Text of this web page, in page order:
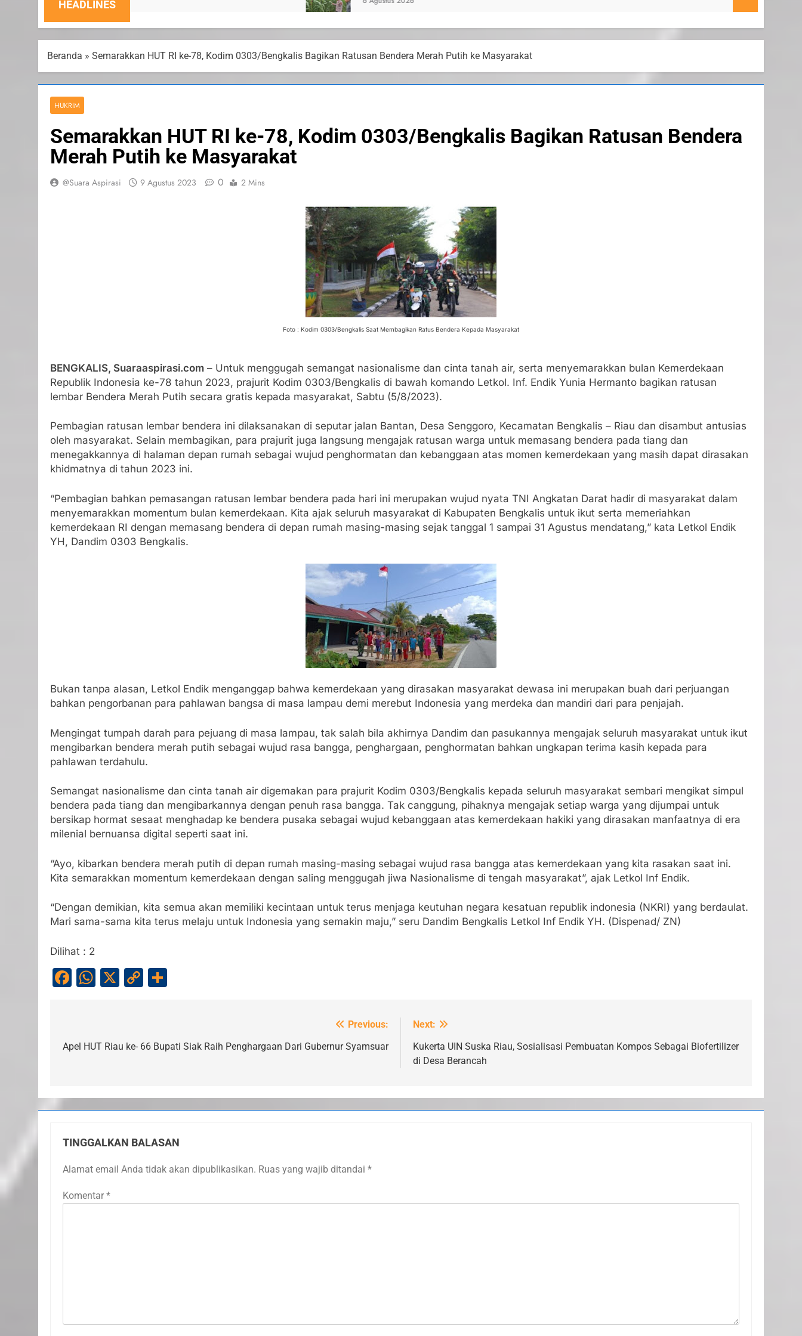
HEADLINES
Beranda » Semarakkan HUT RI ke-78, Kodim 0303/Bengkalis Bagikan Ratusan Bendera Merah Putih ke Masyarakat
HUKRIM
Semarakkan HUT RI ke-78, Kodim 0303/Bengkalis Bagikan Ratusan Bendera
Merah Putih ke Masyarakat
@Suara Aspirasi 9 Agustus 2023 0 2 Mins
Foto : Kodim 0303/Bengkalis Saat Membagikan Ratus Bendera Kepada Masyarakat
BENGKALIS, Suaraaspirasi.com – Untuk menggugah semangat nasionalisme dan cinta tanah air, serta menyemarakkan bulan Kemerdekaan
Republik Indonesia ke-78 tahun 2023, prajurit Kodim 0303/Bengkalis di bawah komando Letkol. Inf. Endik Yunia Hermanto bagikan ratusan
lembar Bendera Merah Putih secara gratis kepada masyarakat, Sabtu (5/8/2023).
Pembagian ratusan lembar bendera ini dilaksanakan di seputar jalan Bantan, Desa Senggoro, Kecamatan Bengkalis – Riau dan disambut antusias
oleh masyarakat. Selain membagikan, para prajurit juga langsung mengajak ratusan warga untuk memasang bendera pada tiang dan
menegakkannya di halaman depan rumah sebagai wujud penghormatan dan kebanggaan atas momen kemerdekaan yang masih dapat dirasakan
khidmatnya di tahun 2023 ini.
“Pembagian bahkan pemasangan ratusan lembar bendera pada hari ini merupakan wujud nyata TNI Angkatan Darat hadir di masyarakat dalam
menyemarakkan momentum bulan kemerdekaan. Kita ajak seluruh masyarakat di Kabupaten Bengkalis untuk ikut serta memeriahkan
kemerdekaan RI dengan memasang bendera di depan rumah masing-masing sejak tanggal 1 sampai 31 Agustus mendatang,” kata Letkol Endik
YH, Dandim 0303 Bengkalis.
Bukan tanpa alasan, Letkol Endik menganggap bahwa kemerdekaan yang dirasakan masyarakat dewasa ini merupakan buah dari perjuangan
bahkan pengorbanan para pahlawan bangsa di masa lampau demi merebut Indonesia yang merdeka dan mandiri dari para penjajah.
Mengingat tumpah darah para pejuang di masa lampau, tak salah bila akhirnya Dandim dan pasukannya mengajak seluruh masyarakat untuk ikut
mengibarkan bendera merah putih sebagai wujud rasa bangga, penghargaan, penghormatan bahkan ungkapan terima kasih kepada para
pahlawan terdahulu.
Semangat nasionalisme dan cinta tanah air digemakan para prajurit Kodim 0303/Bengkalis kepada seluruh masyarakat sembari mengikat simpul
bendera pada tiang dan mengibarkannya dengan penuh rasa bangga. Tak canggung, pihaknya mengajak setiap warga yang dijumpai untuk
bersikap hormat sesaat menghadap ke bendera pusaka sebagai wujud kebanggaan atas kemerdekaan hakiki yang dirasakan manfaatnya di era
milenial bernuansa digital seperti saat ini.
“Ayo, kibarkan bendera merah putih di depan rumah masing-masing sebagai wujud rasa bangga atas kemerdekaan yang kita rasakan saat ini.
Kita semarakkan momentum kemerdekaan dengan saling menggugah jiwa Nasionalisme di tengah masyarakat”, ajak Letkol Inf Endik.
“Dengan demikian, kita semua akan memiliki kecintaan untuk terus menjaga keutuhan negara kesatuan republik indonesia (NKRI) yang berdaulat.
Mari sama-sama kita terus melaju untuk Indonesia yang semakin maju,” seru Dandim Bengkalis Letkol Inf Endik YH. (Dispenad/ ZN)
Dilihat : 2
Facebook
WhatsApp
X
Copy
pos
Previous:
Apel HUT Riau ke- 66 Bupati Siak Raih Penghargaan Dari Gubernur Syamsuar
Next:
Kukerta UIN Suska Riau, Sosialisasi Pembuatan Kompos Sebagai Biofertilizer
di Desa Berancah
TINGGALKAN BALASAN
Alamat email Anda tidak akan dipublikasikan. Ruas yang wajib ditandai *
Komentar *